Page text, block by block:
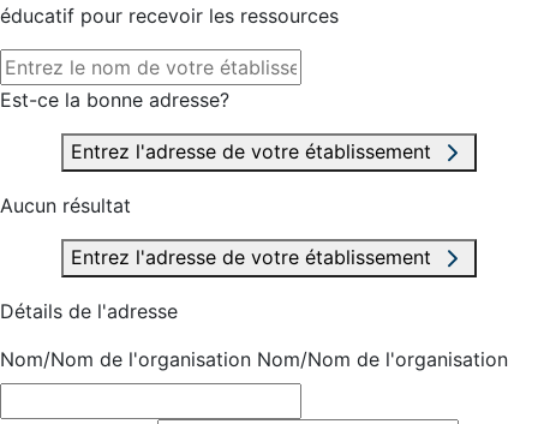
éducatif pour recevoir les ressources
Est-ce la bonne adresse?
Entrez l'adresse de votre établissement
Aucun résultat
Entrez l'adresse de votre établissement
Détails de l'adresse
Nom/Nom de l'organisation Nom/Nom de l'organisation